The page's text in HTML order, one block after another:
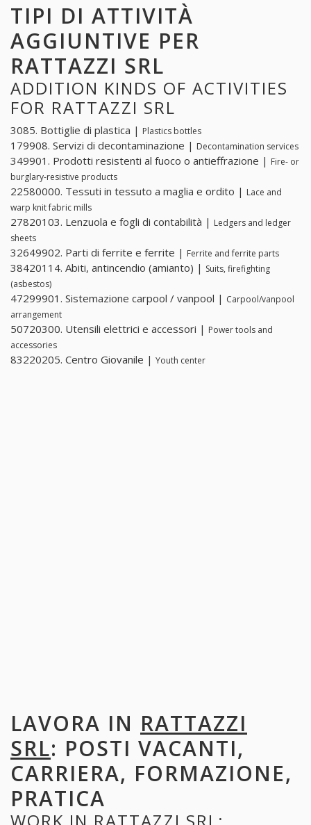
TIPI DI ATTIVITÀ
AGGIUNTIVE PER
RATTAZZI SRL
ADDITION KINDS OF ACTIVITIES
FOR RATTAZZI SRL
3085. Bottiglie di plastica | Plastics bottles
179908. Servizi di decontaminazione | Decontamination services
349901. Prodotti resistenti al fuoco o antieffrazione | Fire- or
burglary-resistive products
22580000. Tessuti in tessuto a maglia e ordito | Lace and
warp knit fabric mills
27820103. Lenzuola e fogli di contabilità | Ledgers and ledger
sheets
32649902. Parti di ferrite e ferrite | Ferrite and ferrite parts
38420114. Abiti, antincendio (amianto) | Suits, firefighting
(asbestos)
47299901. Sistemazione carpool / vanpool | Carpool/vanpool
arrangement
50720300. Utensili elettrici e accessori | Power tools and
accessories
83220205. Centro Giovanile | Youth center
LAVORA IN RATTAZZI
SRL: POSTI VACANTI,
CARRIERA, FORMAZIONE,
PRATICA
WORK IN RATTAZZI SRL :